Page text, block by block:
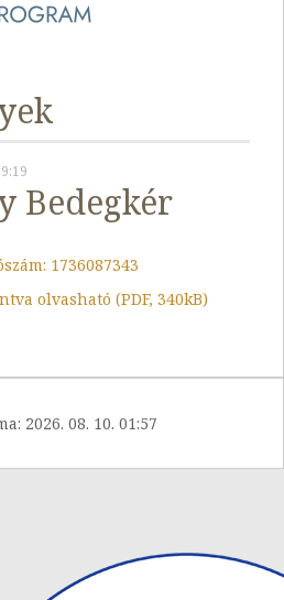
Bedegkér
1736087343
olvasható (PDF, 340kB)
2026. 08. 10. 01:57